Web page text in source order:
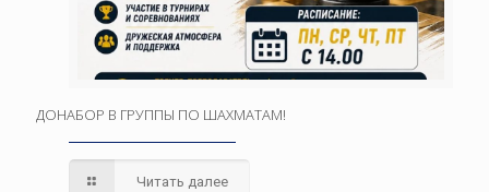
ДОНАБОР В ГРУППЫ ПО ШАХМАТАМ!
Читать далее